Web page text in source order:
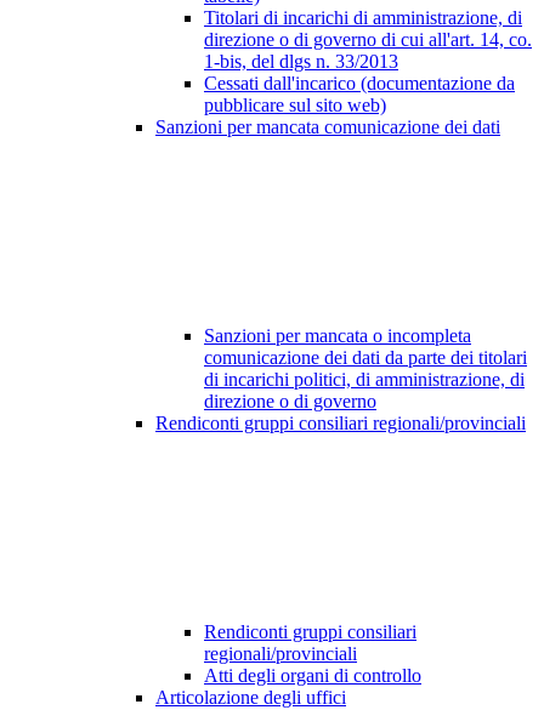
Titolari di incarichi di amministrazione, di
direzione o di governo di cui all'art. 14, co.
1-bis, del dlgs n. 33/2013
Cessati dall'incarico (documentazione da
pubblicare sul sito web)
Sanzioni per mancata comunicazione dei dati
Sanzioni per mancata o incompleta
comunicazione dei dati da parte dei titolari
di incarichi politici, di amministrazione, di
direzione o di governo
Rendiconti gruppi consiliari regionali/provinciali
Rendiconti gruppi consiliari
regionali/provinciali
Atti degli organi di controllo
Articolazione degli uffici